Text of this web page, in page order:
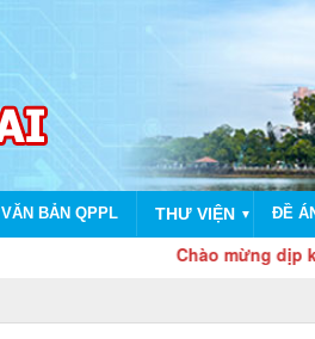
VĂN BẢN QPPL THƯ VIỆN ▼ ĐỀ
Chào mừng dịp kỷ niệm